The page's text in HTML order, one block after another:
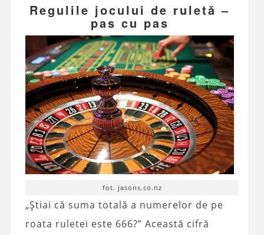
Regulile jocului de ruletă –
pas cu pas
fot. jasons.co.nz
„Știai că suma totală a numerelor de pe
roata ruletei este 666?” Această cifră